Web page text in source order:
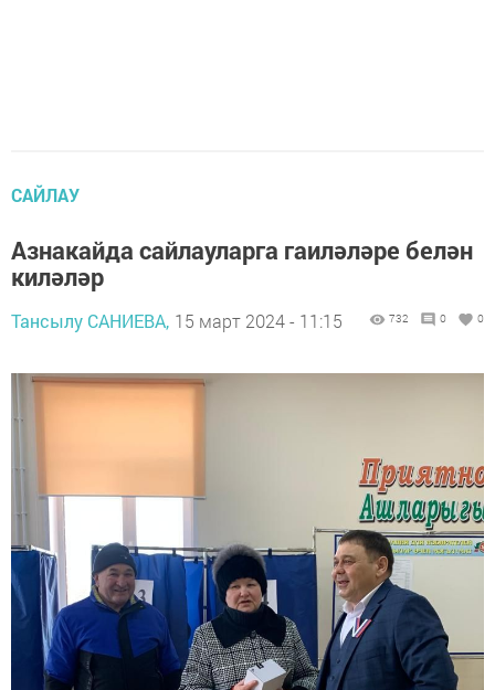
САЙЛАУ
Азнакайда сайлауларга гаиләләре белән
киләләр
Тансылу САНИЕВА, 15 март 2024 - 11:15 732 0 0